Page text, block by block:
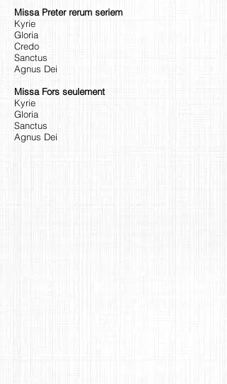
Missa Preter rerum seriem
Kyrie
Gloria
Credo
Sanctus
Agnus Dei
Missa Fors seulement
Kyrie
Gloria
Sanctus
Agnus Dei